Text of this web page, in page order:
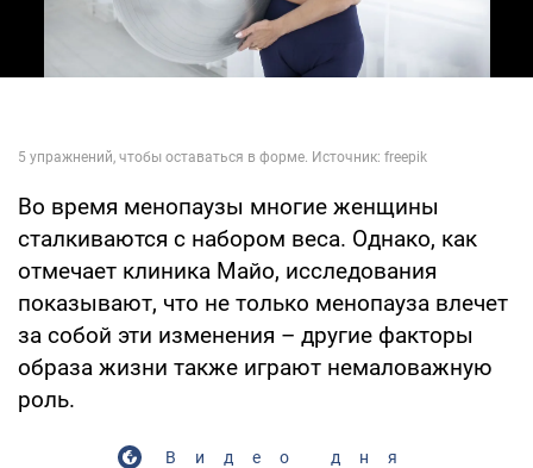
Во время менопаузы многие женщины
сталкиваются с набором веса. Однако, как
отмечает клиника Майо, исследования
показывают, что не только менопауза влечет
за собой эти изменения – другие факторы
образа жизни также играют немаловажную
роль.
Видео дня